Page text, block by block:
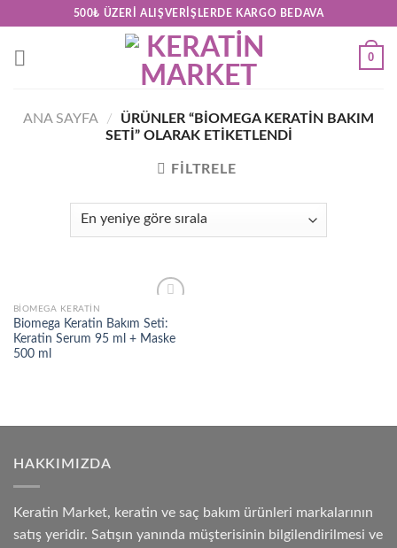
content
500₺ ÜZERI ALIŞVERIŞLERDE KARGO BEDAVA
0
ANA SAYFA /
ÜRÜNLER “BIOMEGA KERATIN BAKIM
SETI” OLARAK ETIKETLENDI
FILTRELE
Add to
wishlist
BIOMEGA KERATIN
Biomega Keratin Bakım Seti:
Keratin Serum 95 ml + Maske
500 ml
HAKKIMIZDA
Keratin Market, keratin ve saç bakım ürünleri markalarının
satış yeridir. Satışın yanında müşterisinin bilgilendirilmesi ve